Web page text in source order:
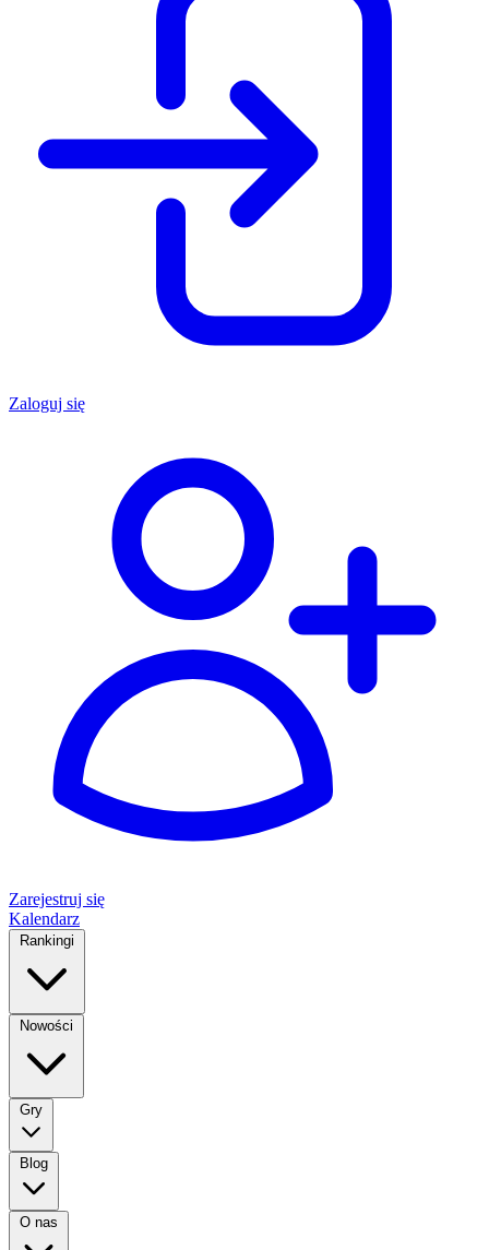
Zaloguj się
Zarejestruj się
Kalendarz
Rankingi
Nowości
Gry
Blog
O nas